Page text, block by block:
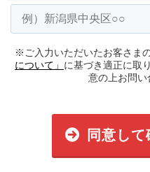
※ご入力いただいたお客さま
について」 に基づき適正に取
意の上お問い
同意し